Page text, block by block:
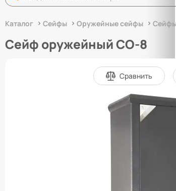
Каталог Сейфы Оружейные сейфы
Сейф оружейный СО-8
Сравнить